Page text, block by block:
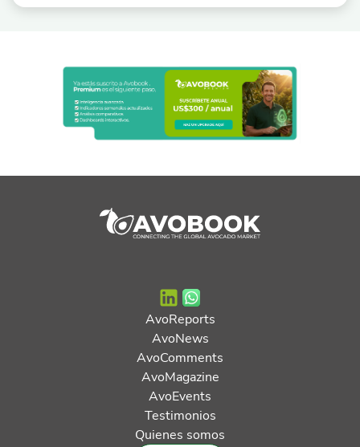
AvoReports
AvoNews
AvoComments
AvoMagazine
AvoEvents
Testimonios
Quienes somos